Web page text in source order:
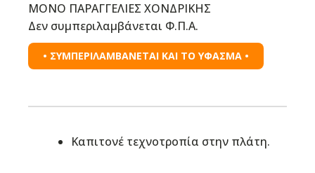
ΜΟΝΟ ΠΑΡΑΓΓΕΛΙΕΣ ΧΟΝΔΡΙΚΗΣ
Δεν συμπεριλαμβάνεται Φ.Π.Α.
• ΣΥΜΠΕΡΙΛΑΜΒΑΝΕΤΑΙ ΚΑΙ ΤΟ ΥΦΑΣΜΑ •
Καπιτονέ τεχνοτροπία στην πλάτη.